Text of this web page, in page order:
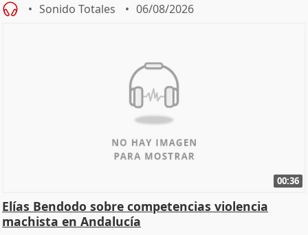
Sonido Totales 06/08/2026
00:36
Elías Bendodo sobre competencias violencia
machista en Andalucía